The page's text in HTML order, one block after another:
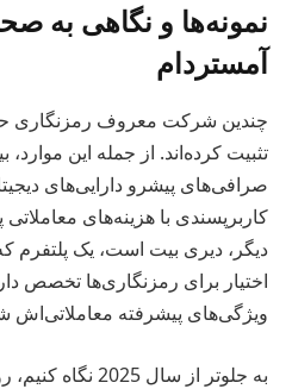
نمونه‌ها و نگاهی به
آمستردام
چندین شرکت معروف رمزنگاری
تثبیت کرده‌اند. از جمله این
صرافی‌های پیشرو دارایی‌های
کاربرپسندی با هزینه‌های معاملاتی
دیگر، دیری بیت است، یک پلتفرم
اختیار برای رمزنگاری‌ها تخصص
ویژگی‌های پیشرفته
به جلوتر از سال